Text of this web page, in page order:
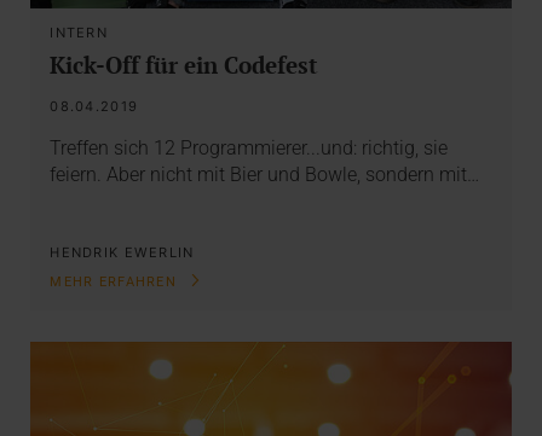
INTERN
Kick-Off für ein Codefest
08.04.2019
Treffen sich 12 Programmierer...und: richtig, sie
feiern. Aber nicht mit Bier und Bowle, sondern mit…
HENDRIK EWERLIN
MEHR ERFAHREN